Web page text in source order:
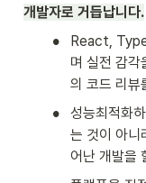
개발자로 거듭납니다.
•
React,
며 실전 감각
의 코드 리뷰
•
성능최적화
는 것이 아니
어난 개발을